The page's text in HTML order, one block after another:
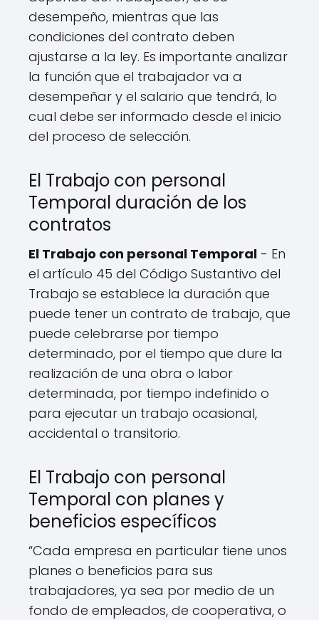
desempeño, mientras que las
condiciones del contrato deben
ajustarse a la ley. Es importante analizar
la función que el trabajador va a
desempeñar y el salario que tendrá, lo
cual debe ser informado desde el inicio
del proceso de selección.
El Trabajo con personal
Temporal duración de los
contratos
El Trabajo con personal Temporal - En
el artículo 45 del Código Sustantivo del
Trabajo se establece la duración que
puede tener un contrato de trabajo, que
puede celebrarse por tiempo
determinado, por el tiempo que dure la
realización de una obra o labor
determinada, por tiempo indefinido o
para ejecutar un trabajo ocasional,
accidental o transitorio.
El Trabajo con personal
Temporal con planes y
beneficios específicos
“Cada empresa en particular tiene unos
planes o beneficios para sus
trabajadores, ya sea por medio de un
fondo de empleados, de cooperativa, o